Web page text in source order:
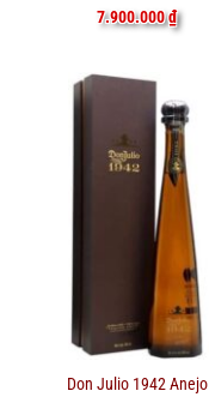
7.900.000₫
Don Julio 1942 Anejo